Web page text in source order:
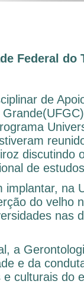
Federal
de
discutindo
de
implantar, na
do velho
nas
a
e da
culturais do